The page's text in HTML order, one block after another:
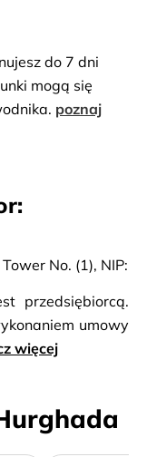
do 7 dni
mogą się
poznaj
No. (1), NIP:
przedsiębiorcą.
umowy
więcej